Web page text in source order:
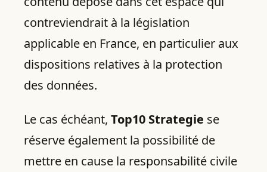
contreviendrait à la législation
applicable en France, en particulier aux
dispositions relatives à la protection
des données.
Le cas échéant, Top10 Strategie se
réserve également la possibilité de
mettre en cause la responsabilité civile